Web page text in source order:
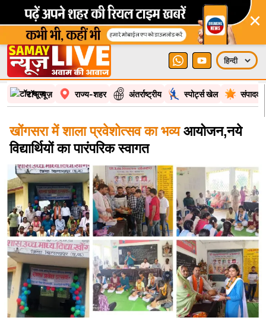
टॉप न्यूज़ राज्य-शहर स्पोर्ट्स खेल
खोंगसरा में शाला प्रवेशोत्सव का भव्य आयोजन,नये
विद्यार्थियों का पारंपरिक स्वागत
प्राथमिक एवं माध्यमिक शाला खोंगसरा में शैक्षणिक सत्र
2025–26 की शुरुआत शाला प्रवेशोत्सव के रंगारंग एवं